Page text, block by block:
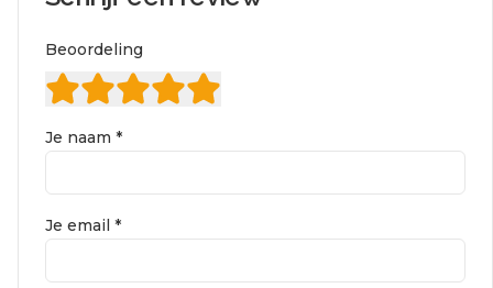
Beoordeling
Je naam *
Je email *